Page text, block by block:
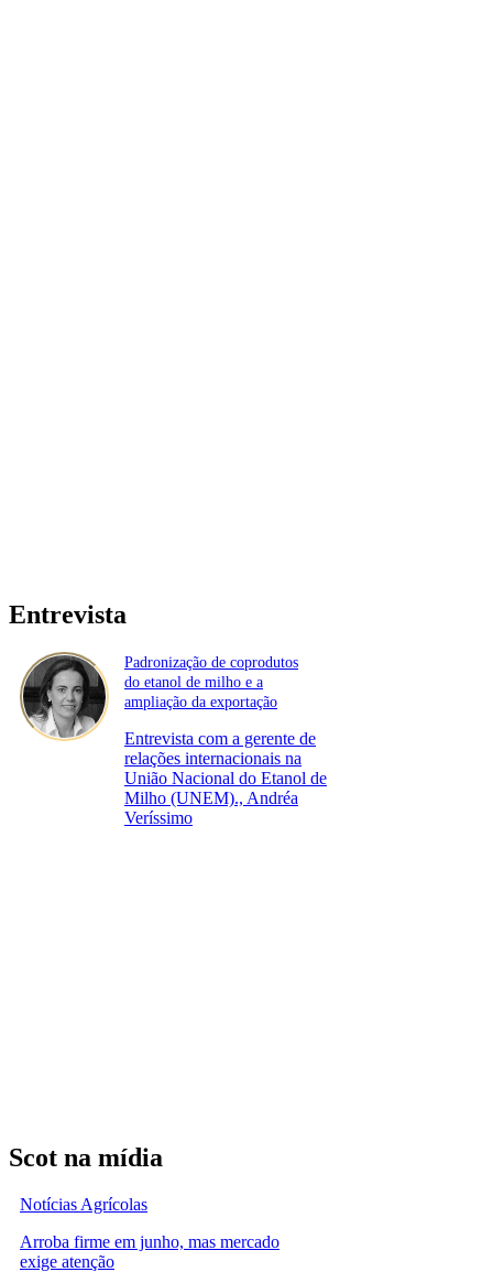
Entrevista
Padronização de coprodutos
do etanol de milho e a
ampliação da exportação
Entrevista com a gerente de
relações internacionais na
União Nacional do Etanol de
Milho (UNEM)., Andréa
Veríssimo
Scot na mídia
Notícias Agrícolas
Arroba firme em junho, mas mercado
exige atenção